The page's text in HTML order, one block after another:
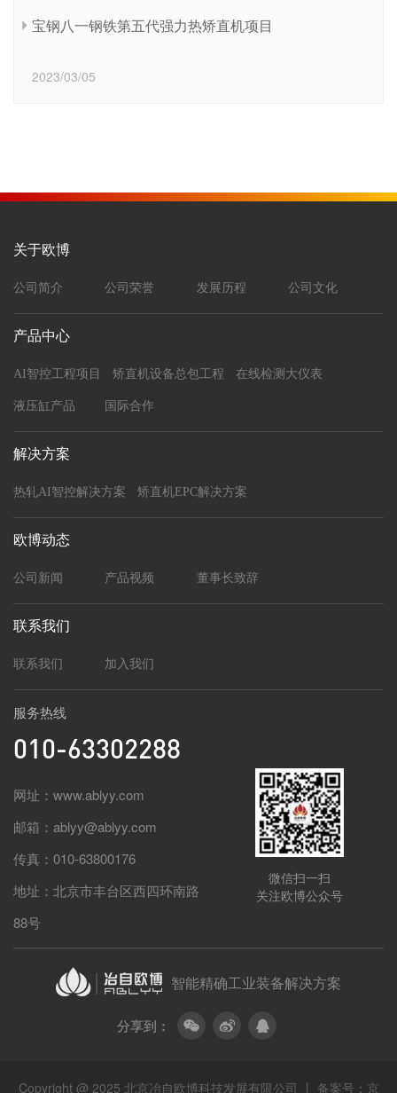
宝钢八一钢铁第五代强力热矫直机项目
2023/03/05
关于欧博
公司简介 公司荣誉 发展历程 公司文化
产品中心
AI智控工程项目 矫直机设备总包工程 在线检测大仪表
液压缸产品 国际合作
解决方案
热轧AI智控解决方案 矫直机EPC解决方案
欧博动态
公司新闻 产品视频 董事长致辞
联系我们
联系我们 加入我们
服务热线
010-63302288
网址：www.ablyy.com
邮箱：ablyy@ablyy.com
传真：010-63800176
地址：北京市丰台区西四环南路
88号
微信扫一扫
关注欧博公众号
智能精确工业装备解决方案
分享到：
Copyright @ 2025 北京冶自欧博科技发展有限公司 丨 备案号： 京